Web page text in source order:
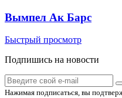
Вымпел Ак Барс
Быстрый просмотр
Подпишись на новости
Нажимая подписаться, вы